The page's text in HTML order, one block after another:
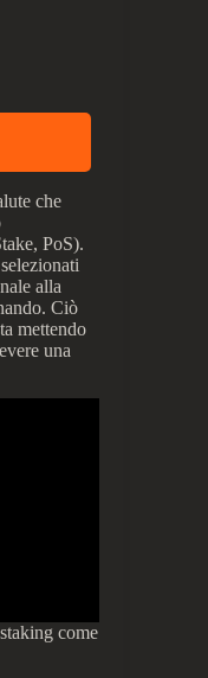
che
PoS).
alla
Ciò
mettendo
una
come